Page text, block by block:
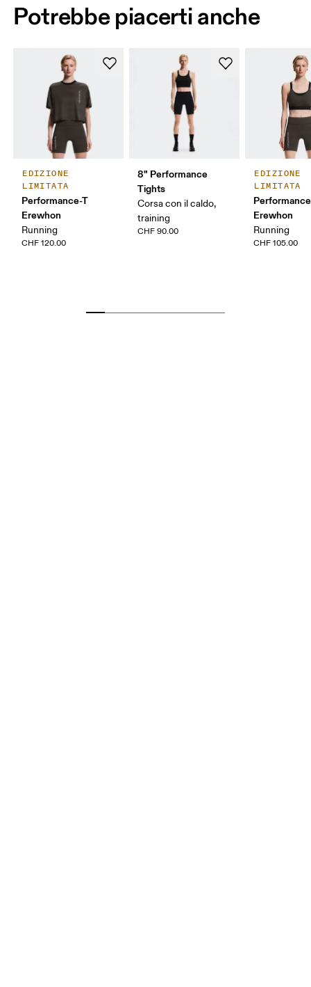
Potrebbe piacerti anche
EDIZIONE
LIMITATA
Performance-T
Erewhon
Running
CHF 120.00
8" Performance
Tights
Corsa con il caldo,
training
CHF 90.00
EDIZIONE
LIMITATA
Erewhon
Running
CHF 105.00